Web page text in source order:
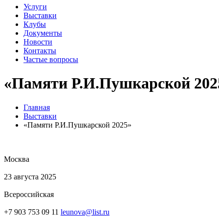
Услуги
Выставки
Клубы
Документы
Новости
Контакты
Частые вопросы
«Памяти Р.И.Пушкарской
Главная
Выставки
«Памяти Р.И.Пушкарской 2025»
Москва
23 августа 2025
Всероссийская
+7 903 753 09 11 leunova@list.ru